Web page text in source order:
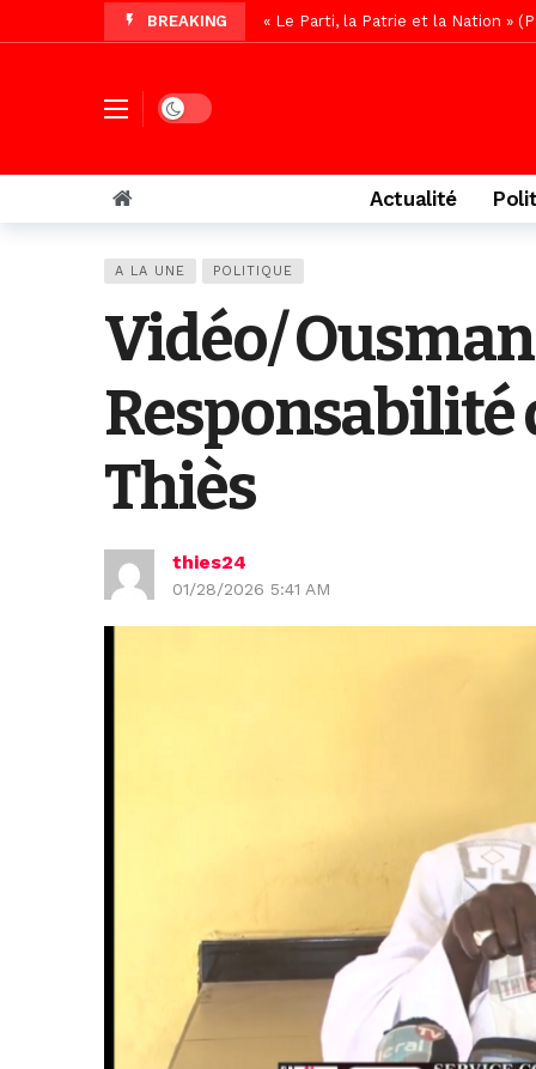
BREAKING « Le Parti, la Patrie et la Nation »
Vidéo/ Grand Thiès en deuil,
Vidéo/Gamou Bakhdad chez
Vidéo/Chérif Nehma Aïdara
Autoroute Dakar-Saint Louis, les
Dark mode
Actualité
A LA UNE POLITIQUE
Vidéo/
Responsabilité
Thiès
thies24
01/28/2026 5:41 AM